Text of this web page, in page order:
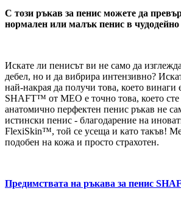
С този ръкав за пенис можете да
нормален или малък пенис в
Искате ли пенисът ви не само да
дебел, но и да вибрира интензивно?
най-накрая да получи това, което винаги
SHAFT™ от MEO е точно това, което сте
анатомично перфектен пенис ръкав не
истински пенис - благодарение на
FlexiSkin™, той се усеща и като такъв!
подобен на кожа и просто страхотен.
Предимствата на ръкава за пенис